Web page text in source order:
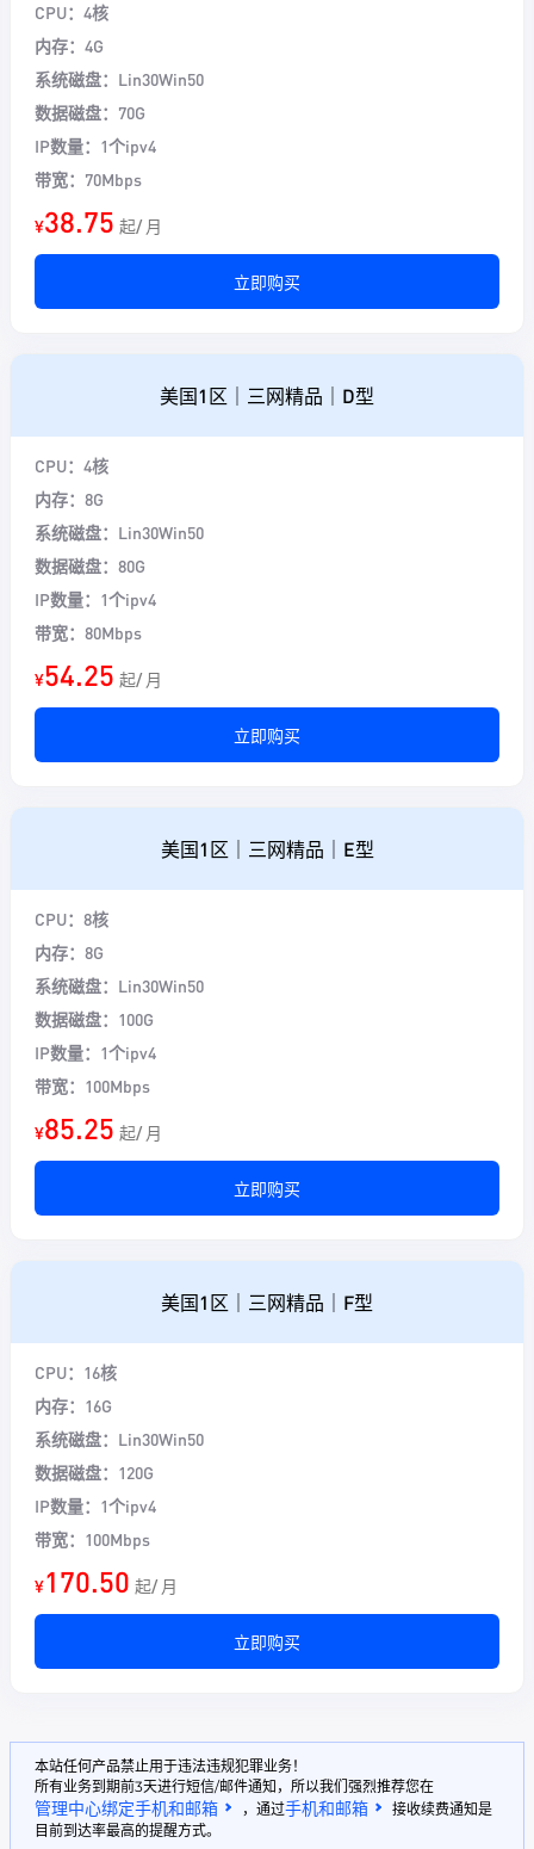
CPU：4核
内存：4G
系统磁盘：Lin30Win50
数据磁盘：70G
IP数量：1个ipv4
带宽：70Mbps
¥38.75 起/ 月
立即购买
美国1区｜三网精品｜D型
CPU：4核
内存：8G
系统磁盘：Lin30Win50
数据磁盘：80G
IP数量：1个ipv4
带宽：80Mbps
¥54.25 起/ 月
立即购买
美国1区｜三网精品｜E型
CPU：8核
内存：8G
系统磁盘：Lin30Win50
数据磁盘：100G
IP数量：1个ipv4
带宽：100Mbps
¥85.25 起/ 月
立即购买
美国1区｜三网精品｜F型
CPU：16核
内存：16G
系统磁盘：Lin30Win50
数据磁盘：120G
IP数量：1个ipv4
带宽：100Mbps
¥170.50 起/ 月
立即购买
本站任何产品禁止用于违法违规犯罪业务！
所有业务到期前3天进行短信/邮件通知，所以我们强烈推荐您在
管理中心绑定手机和邮箱 ，通过手机和邮箱
接收续费通知是
目前到达率最高的提醒方式。